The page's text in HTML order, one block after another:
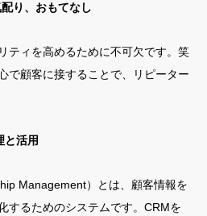
り、おもてなし
ティを高めるために不可欠です。笑
で顧客に接することで、リピーター
と活用
Management）とは、顧客情報を
するためのシステムです。CRMを